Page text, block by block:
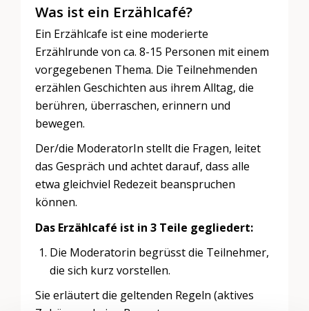
Was ist ein Erzählcafé?
Ein Erzählcafe ist eine moderierte
Erzählrunde von ca. 8-15 Personen mit einem
vorgegebenen Thema. Die Teilnehmenden
erzählen Geschichten aus ihrem Alltag, die
berühren, überraschen, erinnern und
bewegen.
Der/die ModeratorIn stellt die Fragen, leitet
das Gespräch und achtet darauf, dass alle
etwa gleichviel Redezeit beanspruchen
können.
Das Erzählcafé ist in 3 Teile gegliedert:
Die Moderatorin begrüsst die Teilnehmer,
die sich kurz vorstellen.
Sie erläutert die geltenden Regeln (aktives